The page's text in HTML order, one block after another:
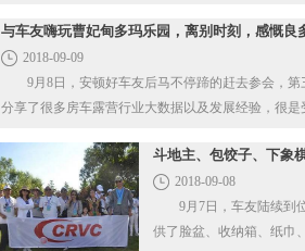
与车友嗨玩曹妃甸多玛乐园，离别时刻，感慨良
2018-09-09
9月8日，安顿好车友后马不停蹄的赶去参会，第
斗地主、包饺子、下
2018-09-08
9月7日，车友陆续到位